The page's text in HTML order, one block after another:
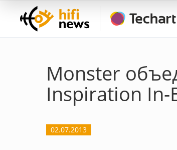
Monster
Inspiration In-
02.07.2013